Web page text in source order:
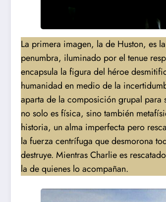
La primera imagen, la de Huston, es
penumbra, iluminado por el tenue
encapsula la figura del héroe
humanidad en medio de la
aparta de la composición grupal para
no solo es física, sino también
historia, un alma imperfecta pero
la fuerza centrífuga que desmorona
destruye. Mientras Charlie es
la de quienes lo acompañan.